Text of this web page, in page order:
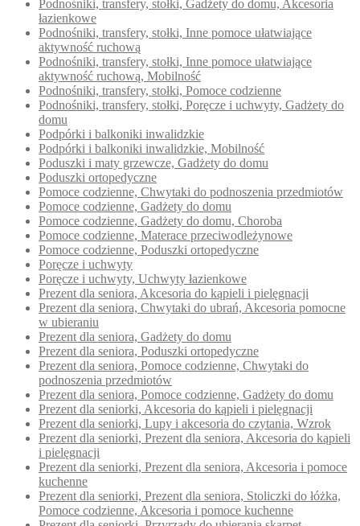
Podnośniki, transfery, stołki, Gadżety do domu, Akcesoria
łazienkowe
Podnośniki, transfery, stołki, Inne pomoce ułatwiające
aktywność ruchową
Podnośniki, transfery, stołki, Inne pomoce ułatwiające
aktywność ruchową, Mobilność
Podnośniki, transfery, stołki, Pomoce codzienne
Podnośniki, transfery, stołki, Poręcze i uchwyty, Gadżety do
domu
Podpórki i balkoniki inwalidzkie
Podpórki i balkoniki inwalidzkie, Mobilność
Poduszki i maty grzewcze, Gadżety do domu
Poduszki ortopedyczne
Pomoce codzienne, Chwytaki do podnoszenia przedmiotów
Pomoce codzienne, Gadżety do domu
Pomoce codzienne, Gadżety do domu, Choroba
Pomoce codzienne, Materace przeciwodleżynowe
Pomoce codzienne, Poduszki ortopedyczne
Poręcze i uchwyty
Poręcze i uchwyty, Uchwyty łazienkowe
Prezent dla seniora, Akcesoria do kąpieli i pielęgnacji
Prezent dla seniora, Chwytaki do ubrań, Akcesoria pomocne
w ubieraniu
Prezent dla seniora, Gadżety do domu
Prezent dla seniora, Poduszki ortopedyczne
Prezent dla seniora, Pomoce codzienne, Chwytaki do
podnoszenia przedmiotów
Prezent dla seniora, Pomoce codzienne, Gadżety do domu
Prezent dla seniorki, Akcesoria do kąpieli i pielęgnacji
Prezent dla seniorki, Lupy i akcesoria do czytania, Wzrok
Prezent dla seniorki, Prezent dla seniora, Akcesoria do kąpieli
i pielęgnacji
Prezent dla seniorki, Prezent dla seniora, Akcesoria i pomoce
kuchenne
Prezent dla seniorki, Prezent dla seniora, Stoliczki do łóżka,
Pomoce codzienne, Akcesoria i pomoce kuchenne